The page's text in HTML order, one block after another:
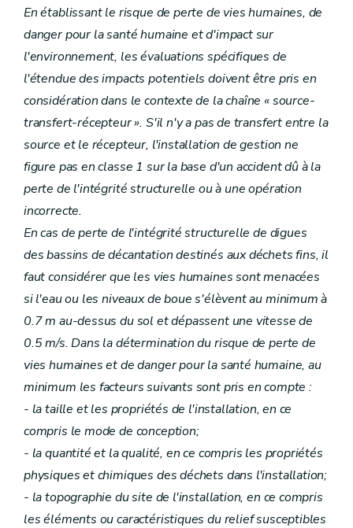
En établissant le risque de perte de vies humaines, de
danger pour la santé humaine et d'impact sur
l'environnement, les évaluations spécifiques de
l'étendue des impacts potentiels doivent être pris en
considération dans le contexte de la chaîne « source-
transfert-récepteur ». S'il n'y a pas de transfert entre la
source et le récepteur, l'installation de gestion ne
figure pas en classe 1 sur la base d'un accident dû à la
perte de l'intégrité structurelle ou à une opération
incorrecte.
En cas de perte de l'intégrité structurelle de digues
des bassins de décantation destinés aux déchets fins, il
faut considérer que les vies humaines sont menacées
si l'eau ou les niveaux de boue s'élèvent au minimum à
0.7 m au-dessus du sol et dépassent une vitesse de
0.5 m/s. Dans la détermination du risque de perte de
vies humaines et de danger pour la santé humaine, au
minimum les facteurs suivants sont pris en compte :
- la taille et les propriétés de l'installation, en ce
compris le mode de conception;
- la quantité et la qualité, en ce compris les propriétés
physiques et chimiques des déchets dans l'installation;
- la topographie du site de l'installation, en ce compris
les éléments ou caractéristiques du relief susceptibles